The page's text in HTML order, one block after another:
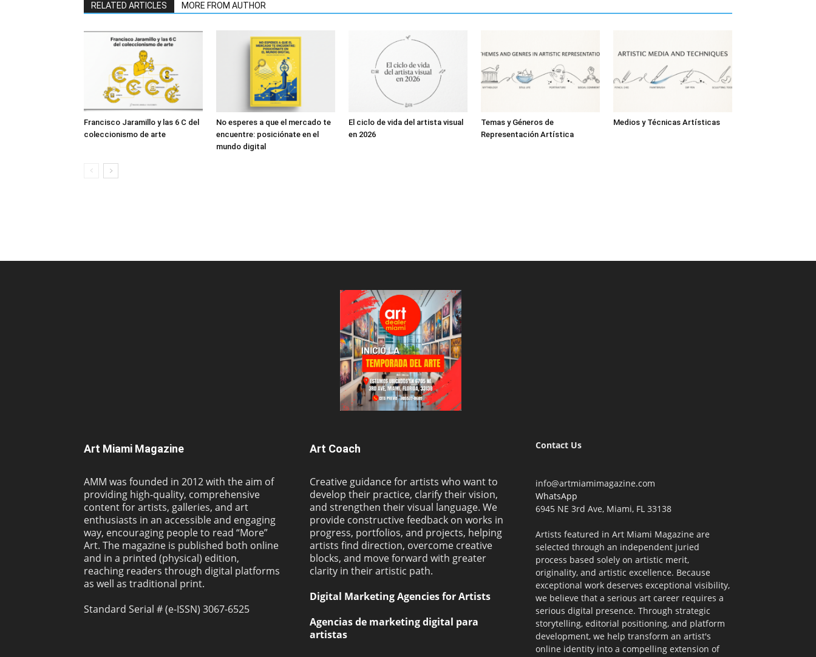
RELATED ARTICLES MORE FROM AUTHOR
Francisco Jaramillo y las 6 C del
coleccionismo de arte
No esperes a que el mercado te
encuentre: posiciónate en el
mundo digital
El ciclo de vida del artista visual
en 2026
Temas y Géneros de
Representación Artística
Medios y Técnicas Artísticas
Art Miami Magazine
AMM was founded in 2012 with the aim of
providing high-quality, comprehensive
content for artists, galleries, and art
enthusiasts in an accessible and engaging
way, encouraging people to read “More”
Art. The magazine is published both online
and in a printed (physical) edition,
reaching readers through digital platforms
as well as traditional print.
Standard Serial # (e-ISSN) 3067-6525
Art Coach
Creative guidance for artists who want to
develop their practice, clarify their vision,
and strengthen their visual language. We
provide constructive feedback on works in
progress, portfolios, and projects, helping
artists find direction, overcome creative
blocks, and move forward with greater
clarity in their artistic path.
Digital Marketing Agencies for Artists
Agencias de marketing digital para
artistas
Contact Us
info@artmiamimagazine.com
WhatsApp
6945 NE 3rd Ave, Miami, FL 33138
Artists featured in Art Miami Magazine are
selected through an independent juried
process based solely on artistic merit,
originality, and artistic excellence. Because
exceptional work deserves exceptional visibility,
we believe that a serious art career requires a
serious digital presence. Through strategic
storytelling, editorial positioning, and platform
development, we help transform an artist's
online identity into a compelling extension of